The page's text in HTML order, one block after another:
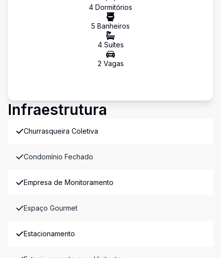
4 Dormitórios
5 Banheiros
4Suítes
2 Vagas
Infraestrutura
Churrasqueira Coletiva
Condomínio Fechado
Empresa de Monitoramento
Espaço Gourmet
Estacionamento